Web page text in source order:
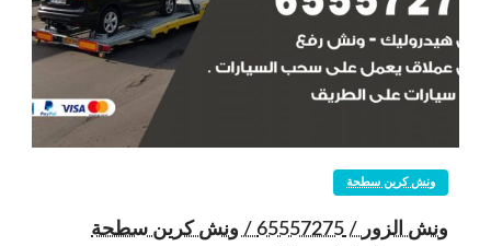
ونش كرين سطحة
ونش الزور / 65557275 / ونش كرين سطحة